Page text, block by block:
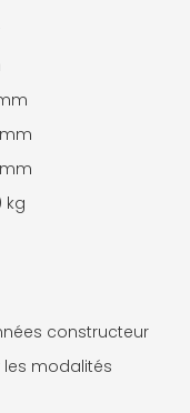
kg
constructeur
les modalités